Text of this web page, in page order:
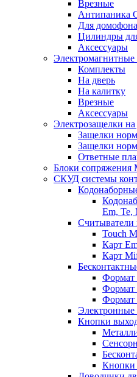
Врезные
Антипаника
Для домофона
Цилиндры
Аксессуары
Электромагнитные
Комплекты
На дверь
На калитку
Врезные
Аксессуары
Электрозащелки на
Защелки
Защелки
Ответные
Блоки сопряжения
СКУД системы
Em, Te,
Считыватели
Touch
Карт
Карт
Формат
Формат
Формат
Электронные
Кнопки
Кнопки